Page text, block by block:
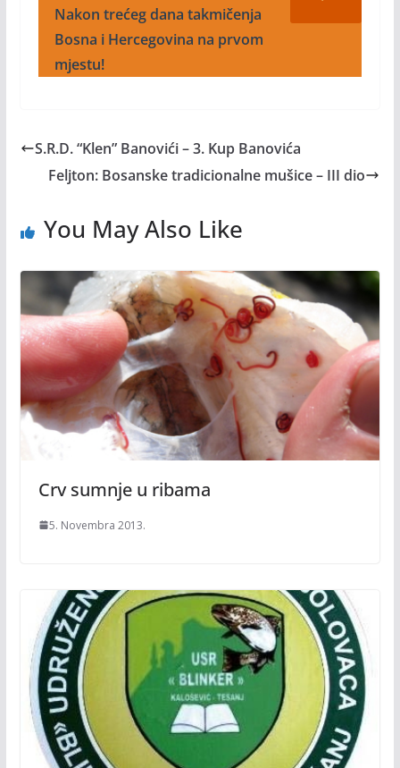
Nakon trećeg dana takmičenja
Bosna i Hercegovina na prvom
mjestu!
S.R.D. “Klen” Banovići – 3. Kup Banovića
Feljton: Bosanske tradicionalne mušice – III dio
You May Also Like
Crv sumnje u ribama
5. Novembra 2013.